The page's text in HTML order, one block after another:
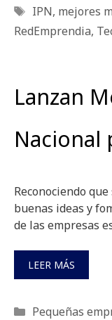
Etiquetas
IPN, mejores
RedEmprendia,
Lanzan
Nacional
Reconociendo
buenas ideas y
de las empresas
LEER MÁS
Categorías
Pequeñas